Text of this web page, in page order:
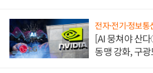
전자·전기·정보통
[AI 뭉쳐야 산
동맹 강화, 구광